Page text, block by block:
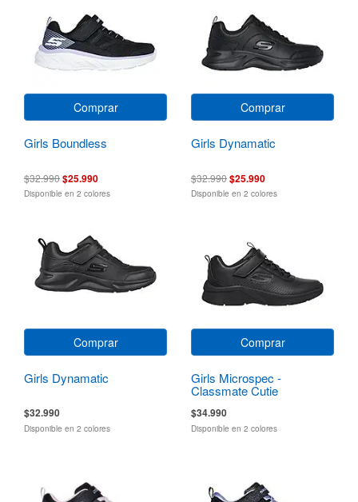
Comprar
Girls Boundless
$32.990$25.990
Disponible en 2 colores
Comprar
Girls Dynamatic
$32.990$25.990
Disponible en 2 colores
Comprar
Girls Dynamatic
$32.990
Disponible en 2 colores
Comprar
Girls Microspec -
Classmate Cutie
$34.990
Disponible en 2 colores